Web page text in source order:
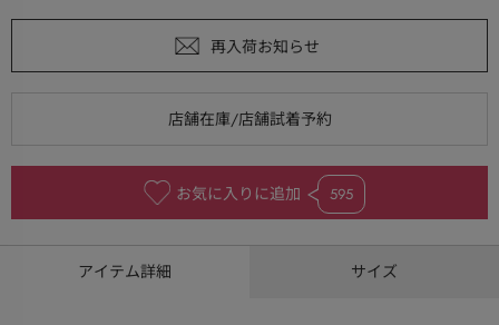
お気に入りに追加 595
アイテム詳細 サイズ